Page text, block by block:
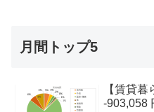
月間トップ5
【賃貸
-903,058